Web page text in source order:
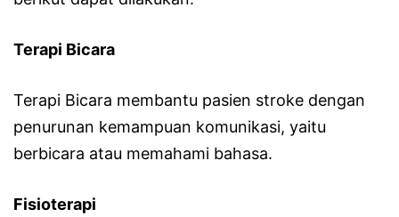
Terapi Bicara
Terapi Bicara membantu pasien stroke dengan
penurunan kemampuan komunikasi, yaitu
berbicara atau memahami bahasa.
Fisioterapi